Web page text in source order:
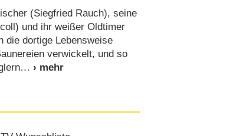
(Siegfried Rauch), seine
und ihr weißer Oldtimer
die dortige Lebensweise
verwickelt, und so